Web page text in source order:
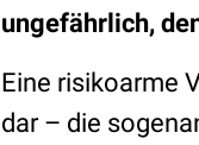
ungefährlich,
Eine risikoarme
dar – die